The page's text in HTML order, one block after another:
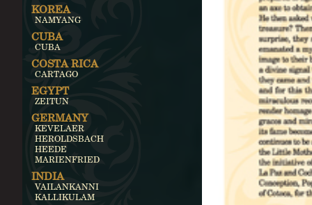
KOREA
NAMYANG
CUBA
CUBA
COSTA RICA
CARTAGO
EGYPT
ZEITUN
GERMANY
KEVELAER
HEROLDSBACH
HEEDE
MARIENFRIED
INDIA
VAILANKANNI
KALLIKULAM